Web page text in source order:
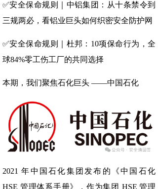
✅安全保命规则｜中铝集团：从十条禁令到
三规两必，看铝业巨头如何织密安全防护网
✅安全保命规则｜杜邦：10项保命行为，全
球84%零工伤工厂的共同选择
本期，我们聚焦石化巨头 ——中国石化
2021 年中国石化集团发布的《中国石化
HSE 管理体系手册》，作为集团 HSE 管理